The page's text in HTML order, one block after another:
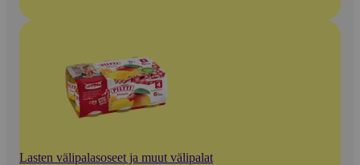
Lasten välipalasoseet ja muut välipalat